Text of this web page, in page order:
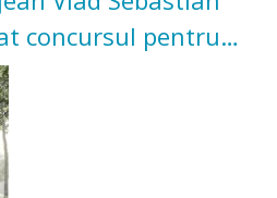
concursul pentru
Casei